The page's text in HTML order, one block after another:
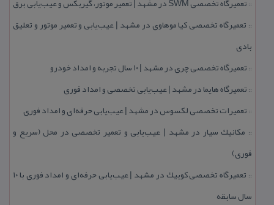
::
:: تعمیرگاه تخصصی كیا موهاوی در مشهد | عیب‌یابی و تعمیر موتور و تعلیق
بادی
:: تعمیرگاه تخصصی چری در مشهد | ۱۰ سال تجربه و امداد خودرو
:: تعمیرگاه هایما در مشهد | عیب‌یابی تخصصی و امداد فوری
:: تعمیرات تخصصی لكسوس در مشهد | عیب‌یابی حرفه‌ای و امداد فوری
:: مكانیك سیار در مشهد | عیب‌یابی و تعمیر تخصصی در محل (سریع و
فوری)
::
تعمیرگاه تخصصی كوییك در مشهد | عیب‌یابی حرفه‌ای و امداد فوری با ۱۰
سال سابقه